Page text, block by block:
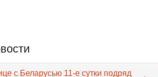
с Беларусью 11-е сутки подряд